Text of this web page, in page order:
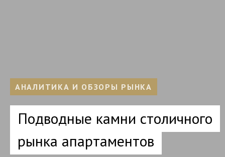
АНАЛИТИКА И ОБЗОРЫ РЫНКА
Подводные камни столичного
рынка апартаментов